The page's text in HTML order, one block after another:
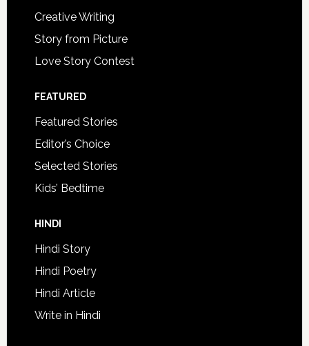
Creative Writing
Story from Picture
Love Story Contest
FEATURED
Featured Stories
Editor’s Choice
Selected Stories
Kids’ Bedtime
HINDI
Hindi Story
Hindi Poetry
Hindi Article
Write in Hindi